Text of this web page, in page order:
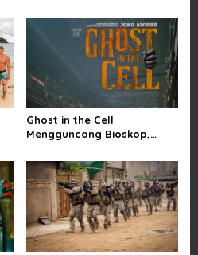
Ghost in the Cell
Mengguncang Bioskop,
Sindiran Sosial